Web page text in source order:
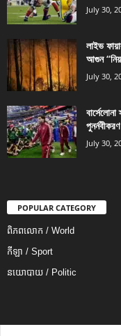
July 30,
লাইভ
আগুন
July 30,
July 30,
POPULAR CATEGORY
ពិភពលោក / World
កីឡា / Sport
នយោបាយ / Politic